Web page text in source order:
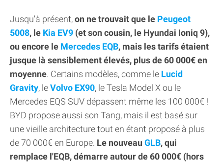
Jusqu'à présent,on ne trouvait que le Peugeot
5008, le Kia EV9 (et son cousin, le Hyundai Ioniq 9),
ou encore le Mercedes EQB, mais les tarifs étaient
jusque là sensiblement élevés, plus de 60 000€ en
moyenne. Certains modèles, comme le Lucid
Gravity, leVolvo EX90, le Tesla Model X ou le
Mercedes EQS SUV dépassent même les 100 000€ !
BYD propose aussi son Tang, mais il est basé sur
une vieille architecture tout en étant proposé à plus
de 70 000€ en Europe. Le nouveau GLB, qui
remplace l'EQB, démarre autour de 60 000€ (hors